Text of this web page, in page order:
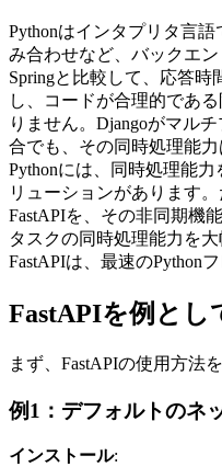
Pythonはインタプリタ言語
み合わせなど、バックエ
Springと比較して、応答
し、コードが合理的であ
りません。Djangoがマル
合でも、その同時処理能
Pythonには、同時処理能
リューションがあります
FastAPIを、その非同期機
タスクの同時処理能力を
FastAPIは、最速のPython
FastAPIを例とし
まず、FastAPIの使用方法
例1：デフォルトのネ
インストール: